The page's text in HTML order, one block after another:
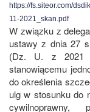
https://fs.siteor.com/
11-2021_skan.pdf
W związku z
ustawy z dnia 27
(Dz. U. z 2021
stanowiącemu
do określenia
ulg w stosunku do
cywilnoprawny,